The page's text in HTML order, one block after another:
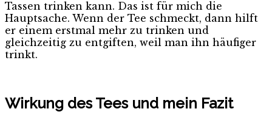
Tassen trinken kann. Das ist für mich die
Hauptsache. Wenn der Tee schmeckt, dann hilft
er einem erstmal mehr zu trinken und
gleichzeitig zu entgiften, weil man ihn häufiger
trinkt.
Wirkung des Tees und mein Fazit